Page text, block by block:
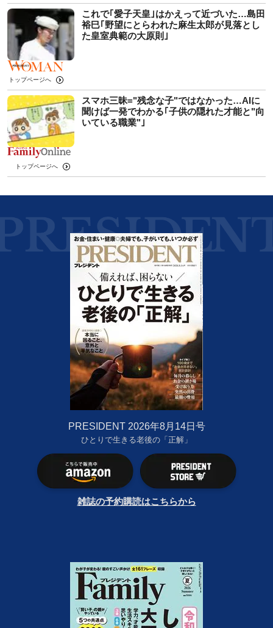
これで｢愛子天皇｣はかえって近づいた…島田
裕巳｢野望にとらわれた麻生太郎が見落とし
た皇室典範の大原則｣
トップページへ
スマホ三昧="残念な子"ではなかった…AIに
聞けば一発でわかる｢子供の隠れた才能と"向
いている職業"｣
トップページへ
PRESIDENT 2026年8月14日号
ひとりで生きる老後の「正解」
雑誌の予約購読はこちらから